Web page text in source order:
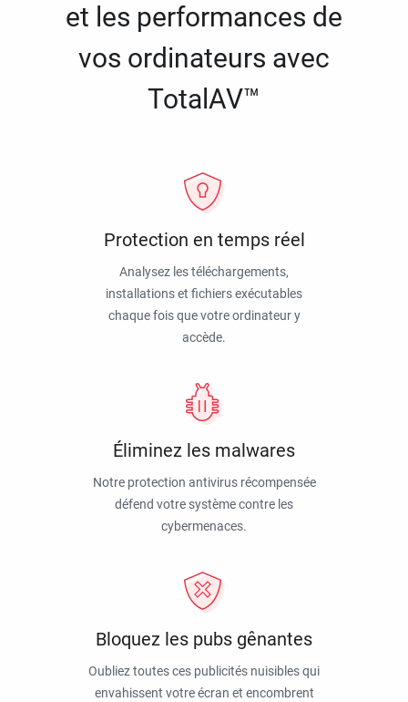
et les performances de
vos ordinateurs avec
TotalAV™
Protection en temps réel
Analysez les téléchargements,
installations et fichiers exécutables
chaque fois que votre ordinateur y
accède.
Éliminez les malwares
Notre protection antivirus récompensée
défend votre système contre les
cybermenaces.
Bloquez les pubs gênantes
Oubliez toutes ces publicités nuisibles qui
envahissent votre écran et encombrent